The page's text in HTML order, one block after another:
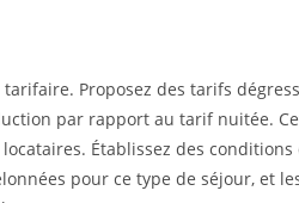
Proposez des tarifs
par rapport au tarif nuitée.
Établissez des conditions
pour ce type de séjour, et